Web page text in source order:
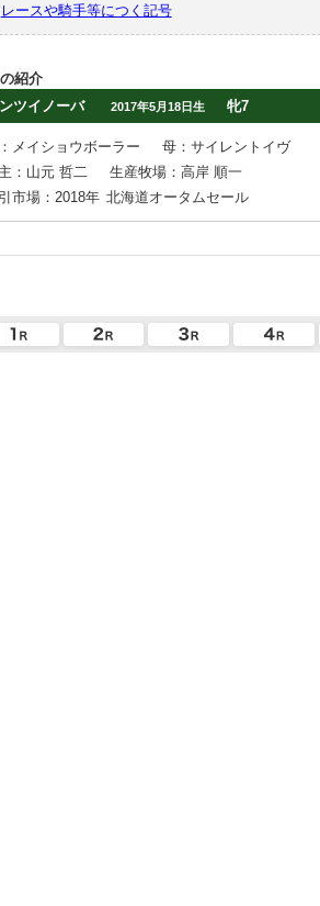
レースや騎手等につく記号
紹介
ツイノーバ
2017年5月18日生 牝7
メイショウボーラー
母：サイレントイヴ
：山元 哲二
生産牧場：高岸 順一
市場：2018年 北海道オータムセール